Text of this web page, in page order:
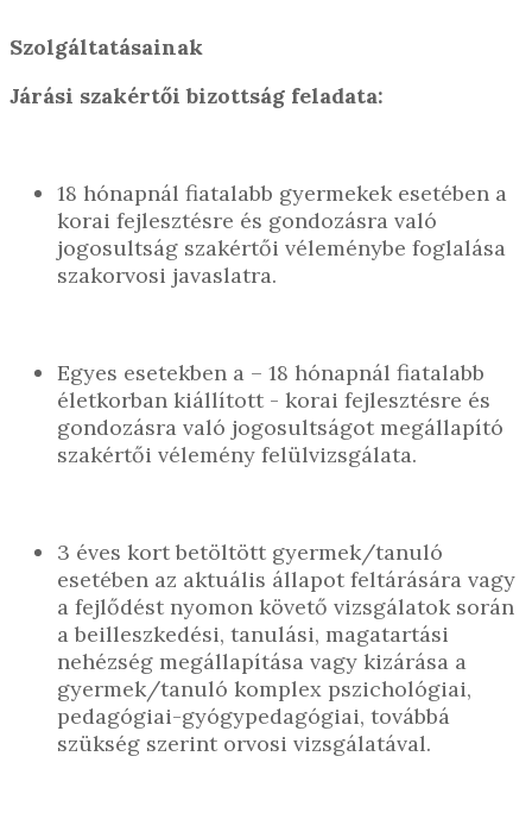
Szolgáltatásainak
Járási szakértői bizottság feladata:
18 hónapnál fiatalabb gyermekek esetében a
korai fejlesztésre és gondozásra való
jogosultság szakértői véleménybe foglalása
szakorvosi javaslatra.
Egyes esetekben a – 18 hónapnál fiatalabb
életkorban kiállított - korai fejlesztésre és
gondozásra való jogosultságot megállapító
szakértői vélemény felülvizsgálata.
3 éves kort betöltött gyermek/tanuló
esetében az aktuális állapot feltárására vagy
a fejlődést nyomon követő vizsgálatok során
a beilleszkedési, tanulási, magatartási
nehézség megállapítása vagy kizárása a
gyermek/tanuló komplex pszichológiai,
pedagógiai-gyógypedagógiai, továbbá
szükség szerint orvosi vizsgálatával.